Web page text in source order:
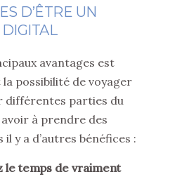
D’ÊTRE UN
avantages est
possibilité de voyager
différentes parties du
à prendre des
il y a d’autres bénéfices :
le temps de vraiment